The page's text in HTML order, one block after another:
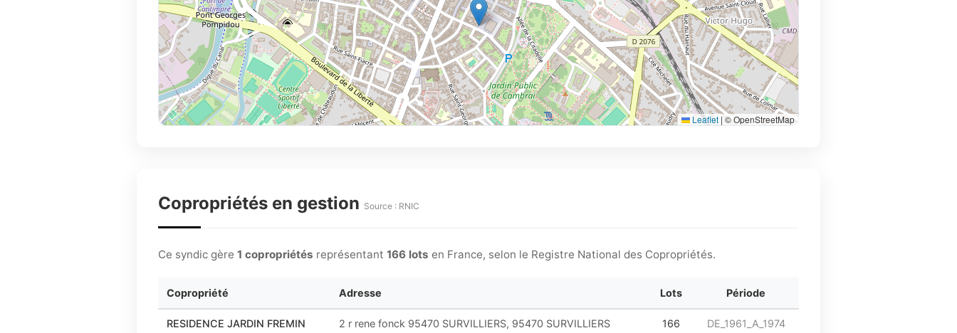
Leaflet | © OpenStreetMap
Copropriétés en gestion Source : RNIC
Ce syndic gère 1 copropriétés représentant 166 lots en France, selon le Registre National des Copropriétés.
Copropriété Adresse Lots Période
RESIDENCE JARDIN FREMIN 2 r rene fonck 95470 SURVILLIERS, 95470 SURVILLIERS 166 DE_1961_A_1974